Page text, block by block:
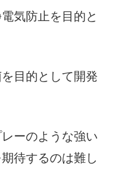
気防止を目的と
目的として開発
ーのような強い
待するのは難し